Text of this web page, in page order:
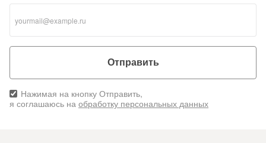
Отправить
Нажимая на кнопку Отправить,
я соглашаюсь на обработку персональных данных